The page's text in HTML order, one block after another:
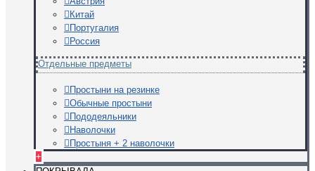
Китай
Португалия
Россия
Отдельные предметы
Простыни на резинке
Обычные простыни
Пододеяльники
Наволочки
Простыня + 2 наволочки
+